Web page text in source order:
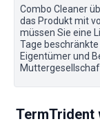
Combo Cleaner
das Produkt mit
müssen Sie eine
Tage
Eigentümer und
TermTrident